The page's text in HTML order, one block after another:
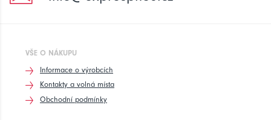
VŠE O NÁKUPU
Informace o výrobcích
Kontakty a volná místa
Obchodní podmínky